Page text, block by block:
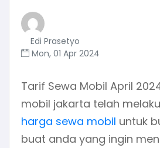
Edi Prasetyo
Mon, 01 Apr 2024
Tarif Sewa Mobil April
mobil jakarta telah
harga sewa mobil untuk
buat anda yang ingin